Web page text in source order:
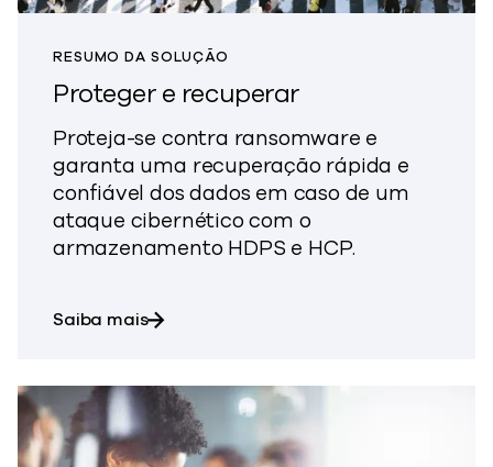
RESUMO DA SOLUÇÃO
Proteger e recuperar
Proteja-se contra ransomware e
garanta uma recuperação rápida e
confiável dos dados em caso de um
ataque cibernético com o
armazenamento HDPS e HCP.
Saiba maissobre o Protect & Recover